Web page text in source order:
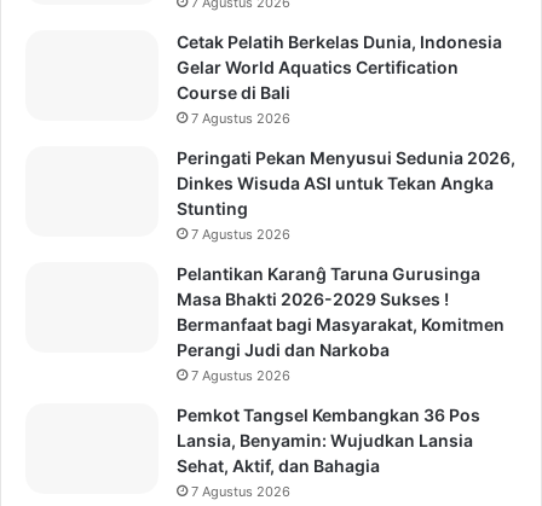
Cetak Pelatih Berkelas Dunia, Indonesia
Gelar World Aquatics Certification
Course di Bali
7 Agustus 2026
Peringati Pekan Menyusui Sedunia 2026,
Dinkes Wisuda ASI untuk Tekan Angka
Stunting
7 Agustus 2026
Pelantikan Karanĝ Taruna Gurusinga
Masa Bhakti 2026-2029 Sukses !
Bermanfaat bagi Masyarakat, Komitmen
Perangi Judi dan Narkoba
7 Agustus 2026
Pemkot Tangsel Kembangkan 36 Pos
Lansia, Benyamin: Wujudkan Lansia
Sehat, Aktif, dan Bahagia
7 Agustus 2026